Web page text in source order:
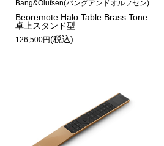
Bang&Olufsen(バングアンドオルフセン)
Beoremote Halo Table Brass Tone
卓上スタンド型
126,500円(税込)